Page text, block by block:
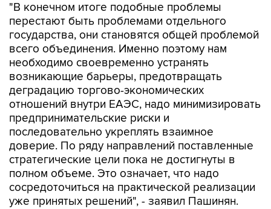
"В конечном итоге подобные проблемы
перестают быть проблемами отдельного
государства, они становятся общей проблемой
всего объединения. Именно поэтому нам
необходимо своевременно устранять
возникающие барьеры, предотвращать
деградацию торгово-экономических
отношений внутри ЕАЭС, надо минимизировать
предпринимательские риски и
последовательно укреплять взаимное
доверие. По ряду направлений поставленные
стратегические цели пока не достигнуты в
полном объеме. Это означает, что надо
сосредоточиться на практической реализации
уже принятых решений", - заявил Пашинян.